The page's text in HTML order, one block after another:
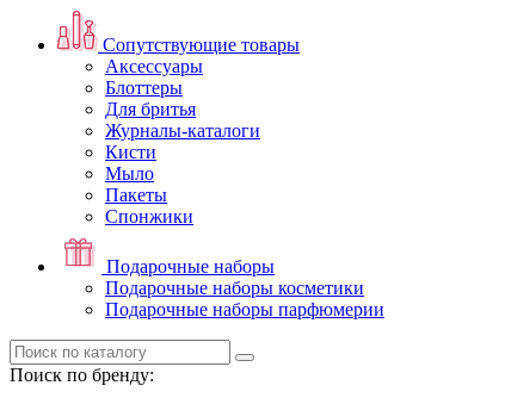
Сопутствующие товары
Аксессуары
Блоттеры
Для бритья
Журналы-каталоги
Кисти
Мыло
Пакеты
Спонжики
Подарочные наборы
Подарочные наборы косметики
Подарочные наборы парфюмерии
Поиск по бренду: